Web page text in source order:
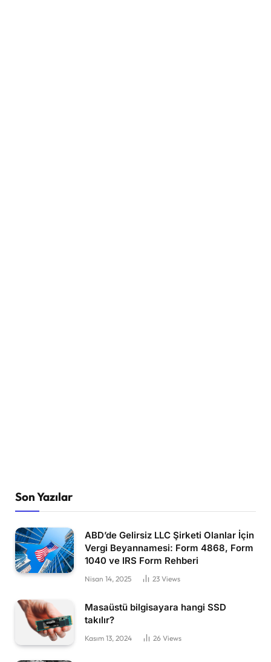
Son Yazılar
ABD’de Gelirsiz LLC Şirketi Olanlar İçin
Vergi Beyannamesi: Form 4868, Form
1040 ve IRS Form Rehberi
Nisan 14, 2025 23 Views
Masaüstü bilgisayara hangi SSD
takılır?
Kasım 13, 2024 26 Views